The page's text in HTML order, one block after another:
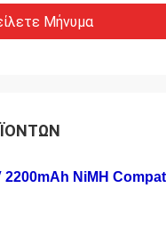
Μήνυμα
2200mAh NiMH